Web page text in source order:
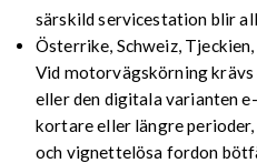
särskild servicestation blir
Österrike, Schweiz,
Vid motorvägskörning
eller den digitala varianten
kortare eller längre
och vignettelösa fordon